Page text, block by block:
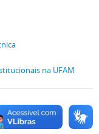
na UFAM